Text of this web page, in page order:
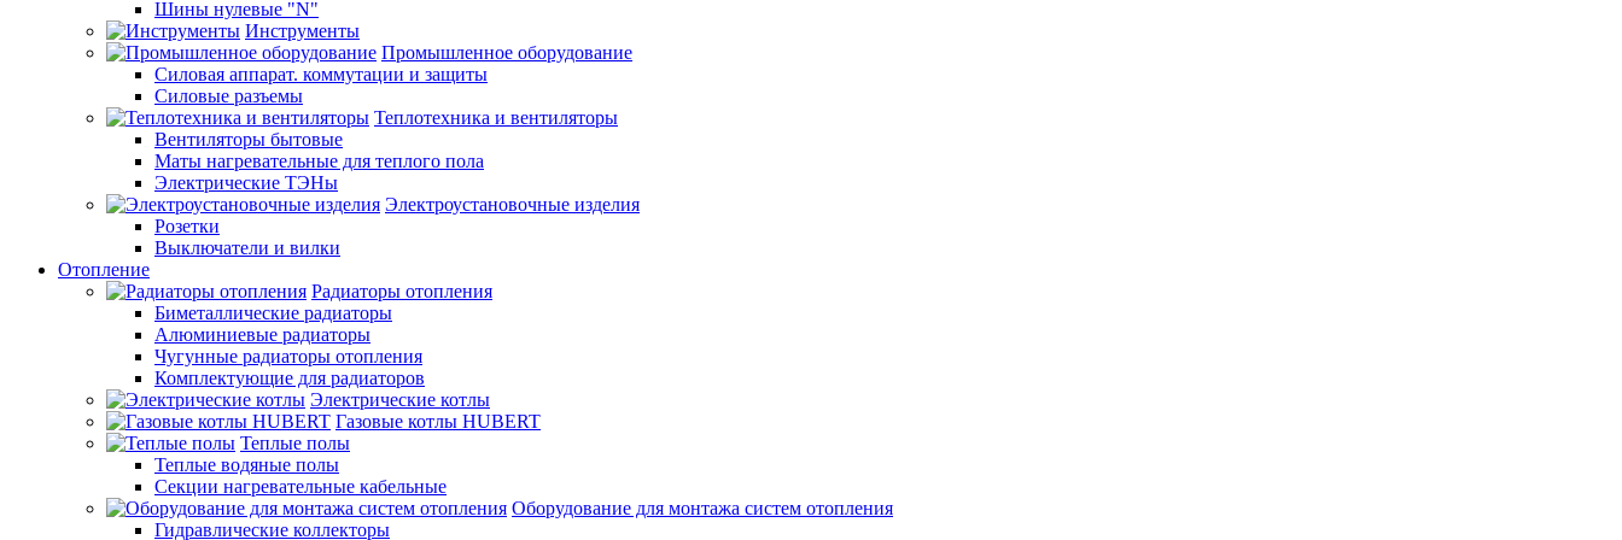
Шины нулевые "N"
Инструменты
Промышленное оборудование
Силовая аппарат. коммутации и защиты
Силовые разъемы
Теплотехника и вентиляторы
Вентиляторы бытовые
Маты нагревательные для теплого пола
Электрические ТЭНы
Электроустановочные изделия
Розетки
Выключатели и вилки
Отопление
Радиаторы отопления
Биметаллические радиаторы
Алюминиевые радиаторы
Чугунные радиаторы отопления
Комплектующие для радиаторов
Электрические котлы
Газовые котлы HUBERT
Теплые полы
Теплые водяные полы
Секции нагревательные кабельные
Оборудование для монтажа систем отопления
Гидравлические коллекторы